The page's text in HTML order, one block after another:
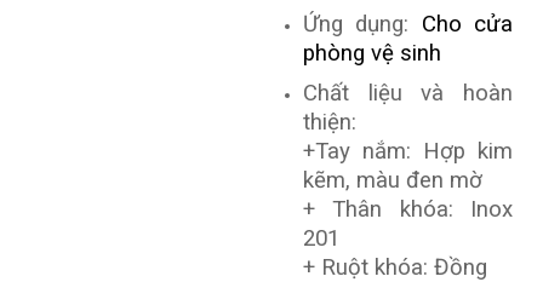
Ứng dụng: Cho cửa
phòng vệ sinh
Chất liệu và hoàn
thiện:
+Tay nắm: Hợp kim
kẽm, màu đen mờ
+ Thân khóa: Inox
201
+ Ruột khóa: Đồng